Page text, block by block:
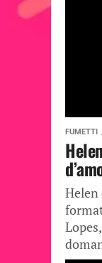
FUMETTI